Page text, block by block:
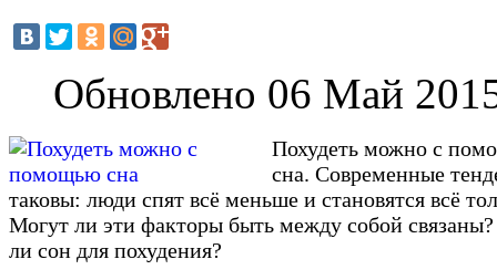
Обновлено 06 Май
Похудеть можно с
сна. Современные
таковы: люди спят всё меньше и становятся всё
Могут ли эти факторы быть между собой
ли сон для похудения?